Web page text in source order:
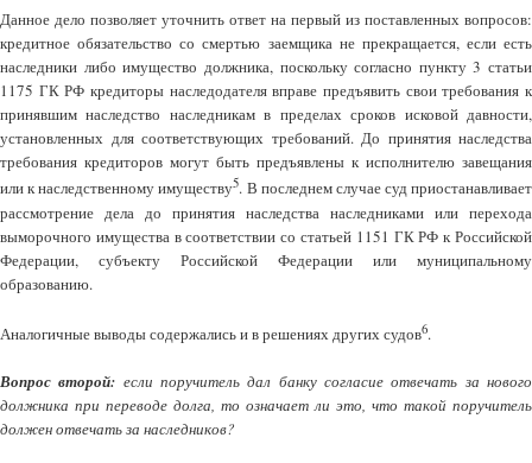
Данное дело позволяет уточнить ответ на первый из поставленных вопросов:
кредитное обязательство со смертью заемщика не прекращается, если есть
наследники либо имущество должника, поскольку согласно пункту 3 статьи
1175 ГК РФ кредиторы наследодателя вправе предъявить свои требования к
принявшим наследство наследникам в пределах сроков исковой давности,
установленных для соответствующих требований. До принятия наследства
требования кредиторов могут быть предъявлены к исполнителю завещания
или к наследственному имуществу5. В последнем случае суд приостанавливает
рассмотрение дела до принятия наследства наследниками или перехода
выморочного имущества в соответствии со статьей 1151 ГК РФ к Российской
Федерации, субъекту Российской Федерации или муниципальному
образованию.
Аналогичные выводы содержались и в решениях других судов6.
Вопрос второй: если поручитель дал банку согласие отвечать за нового
должника при переводе долга, то означает ли это, что такой поручитель
должен отвечать за наследников?